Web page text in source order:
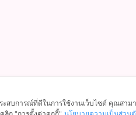
ะสบการณ์ที่ดีในการใช้งานเว็บไซต์ คุณสาม